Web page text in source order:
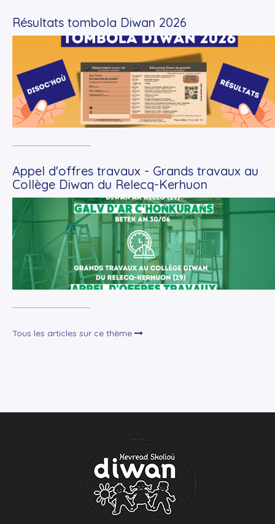
Résultats tombola Diwan 2026
+Lire la suite
Appel d'offres travaux - Grands travaux au
Collège Diwan du Relecq-Kerhuon
+Lire la suite
Tous les articles sur ce thème